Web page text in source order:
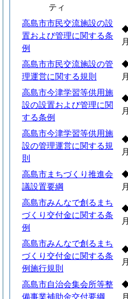
ティ
高島市市民交流施設の設
置および管理に関する条
例
◆
高島市市民交流施設の管
理運営に関する規則
◆
高島市今津学習等供用施
設の設置および管理に関
する条例
◆
高島市今津学習等供用施
設の管理運営に関する規
則
◆
高島市まちづくり推進会
議設置要綱
◆
高島市みんなで創るまち
づくり交付金に関する条
例
◆
高島市みんなで創るまち
づくり交付金に関する条
例施行規則
◆
高島市自治会集会所等整
備事業補助金交付要綱
◆